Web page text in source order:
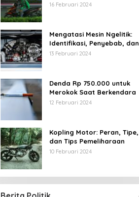
16 Februari 2024
Mengatasi Mesin Ngelitik:
Identifikasi, Penyebab, dan
Solusi
13 Februari 2024
Denda Rp 750.000 untuk
Merokok Saat Berkendara
12 Februari 2024
Kopling Motor: Peran, Tipe,
dan Tips Pemeliharaan
10 Februari 2024